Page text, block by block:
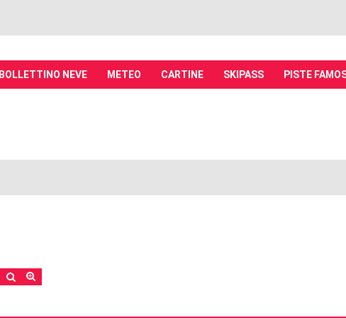
BOLLETTINO NEVE METEO CARTINE SKIPASS PISTE
Cerca